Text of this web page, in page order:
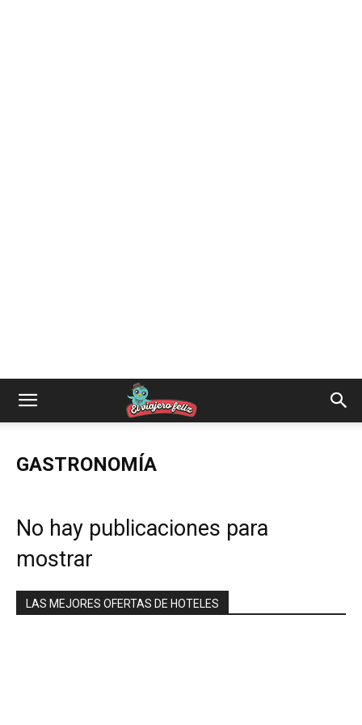
GASTRONOMÍA
No hay publicaciones para
mostrar
LAS MEJORES OFERTAS DE HOTELES